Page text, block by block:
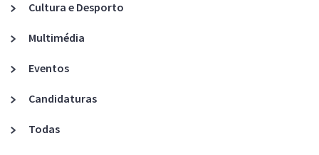
Cultura e Desporto
Multimédia
Eventos
Candidaturas
Todas